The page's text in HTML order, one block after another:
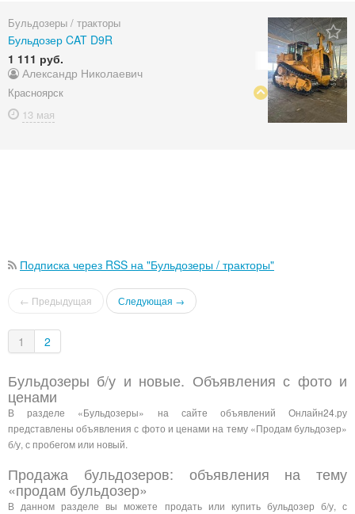
Бульдозеры / тракторы
Бульдозер CAT D9R
1 111 руб.
Александр Николаевич
Красноярск
13 мая
Подписка через RSS на "Бульдозеры / тракторы"
← Предыдущая Следующая →
1 2
Бульдозеры б/у и новые. Объявления с фото и
ценами
В разделе «Бульдозеры» на сайте объявлений Онлайн24.ру
представлены объявления с фото и ценами на тему «Продам бульдозер»
б/у, с пробегом или новый.
Продажа бульдозеров: объявления на тему
«продам бульдозер»
В данном разделе вы можете продать или купить бульдозер б/у, с